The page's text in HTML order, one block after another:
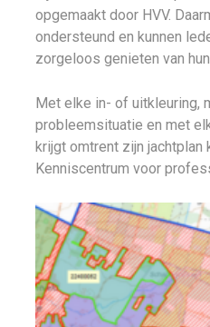
opgemaakt door HVV.
ondersteund en kunnen
zorgeloos genieten van
Met elke in- of uitkleuring,
probleemsituatie en met
krijgt omtrent zijn jachtplan
Kenniscentrum voor